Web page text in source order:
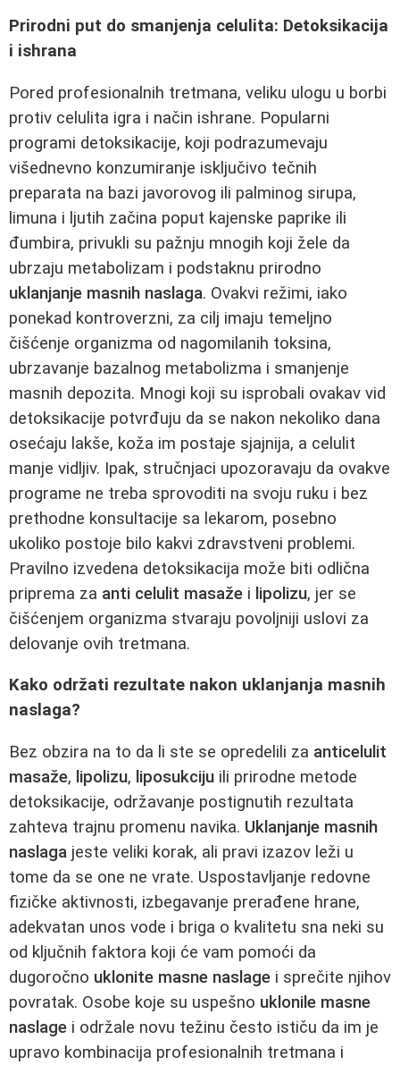
Prirodni put do smanjenja celulita: Detoksikacija
i ishrana
Pored profesionalnih tretmana, veliku ulogu u borbi
protiv celulita igra i način ishrane. Popularni
programi detoksikacije, koji podrazumevaju
višednevno konzumiranje isključivo tečnih
preparata na bazi javorovog ili palminog sirupa,
limuna i ljutih začina poput kajenske paprike ili
đumbira, privukli su pažnju mnogih koji žele da
ubrzaju metabolizam i podstaknu prirodno
uklanjanje masnih naslaga. Ovakvi režimi, iako
ponekad kontroverzni, za cilj imaju temeljno
čišćenje organizma od nagomilanih toksina,
ubrzavanje bazalnog metabolizma i smanjenje
masnih depozita. Mnogi koji su isprobali ovakav vid
detoksikacije potvrđuju da se nakon nekoliko dana
osećaju lakše, koža im postaje sjajnija, a celulit
manje vidljiv. Ipak, stručnjaci upozoravaju da ovakve
programe ne treba sprovoditi na svoju ruku i bez
prethodne konsultacije sa lekarom, posebno
ukoliko postoje bilo kakvi zdravstveni problemi.
Pravilno izvedena detoksikacija može biti odlična
priprema za anti celulit masaže i lipolizu, jer se
čišćenjem organizma stvaraju povoljniji uslovi za
delovanje ovih tretmana.
Kako održati rezultate nakon uklanjanja masnih
naslaga?
Bez obzira na to da li ste se opredelili za anticelulit
masaže, lipolizu, liposukciju ili prirodne metode
detoksikacije, održavanje postignutih rezultata
zahteva trajnu promenu navika. Uklanjanje masnih
naslaga jeste veliki korak, ali pravi izazov leži u
tome da se one ne vrate. Uspostavljanje redovne
fizičke aktivnosti, izbegavanje prerađene hrane,
adekvatan unos vode i briga o kvalitetu sna neki su
od ključnih faktora koji će vam pomoći da
dugoročno uklonite masne naslage i sprečite njihov
povratak. Osobe koje su uspešno uklonile masne
naslage i održale novu težinu često ističu da im je
upravo kombinacija profesionalnih tretmana i